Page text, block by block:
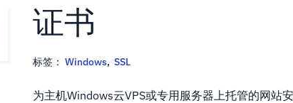
证书
标签： Windows, SSL
为主机Windows云VPS或专用服务器上托管的网站